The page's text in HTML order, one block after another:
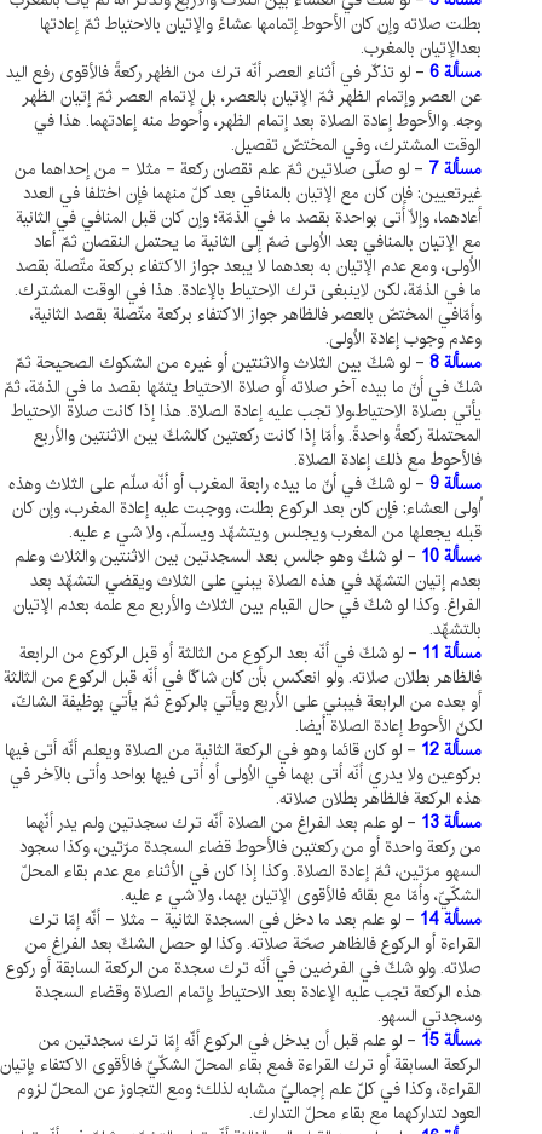
بطلت صلاته وإن كان الأحوط إتمامها عشاءً والإتيان بالاحتياط ثمّ إعادتها
بعدالإتيان بالمغرب.
مسألة 6
- لو تذكّر في أثناء العصر أنّه ترك من الظهر ركعةً فالأقوى رفع اليد
عن العصر وإتمام الظهر ثمّ الإتيان بالعصر، بل لإتمام العصر ثمّ إتيان الظهر
وجه. والأحوط إعادة الصلاة بعد إتمام الظهر، وأحوط منه إعادتهما. هذا في
الوقت المشترك، وفي المختصّ تفصيل.
مسألة 7
- لو صلّى صلاتين ثمّ علم نقصان ركعة - مثلا - من إحداهما من
غيرتعيين: فإن كان مع الإتيان بالمنافي بعد كلّ منهما فإن اختلفا في العدد
أعادهما، وإلّا أتى بواحدة بقصد ما في الذمّة؛ وإن كان قبل المنافي في الثانية
مع الإتيان بالمنافي بعد الاُولى ضمّ إلى الثانية ما يحتمل النقصان ثمّ أعاد
الاُولى، ومع عدم الإتيان به بعدهما لا يبعد جواز الاكتفاء بركعة متّصلة بقصد
ما في الذمّة، لكن لاينبغى ترك الاحتياط بالإعادة. هذا في الوقت المشترك.
وأمّافي المختصّ بالعصر فالظاهر جواز الاكتفاء بركعة متّصلة بقصد الثانية،
وعدم وجوب إعادة الاُولى.
مسألة 8
- لو شكّ بين الثلاث والاثنتين أو غيره من الشكوك الصحيحة ثمّ
شكّ في أنّ ما بيده آخر صلاته أو صلاة الاحتياط يتمّها بقصد ما في الذمّة، ثمّ
يأتي بصلاة الاحتياط،ولا تجب عليه إعادة الصلاة. هذا إذا كانت صلاة الاحتياط
المحتملة ركعةً واحدةً. وأمّا إذا كانت ركعتين كالشكّ بين الاثنتين والأربع
فالأحوط مع ذلك إعادة الصلاة.
مسألة 9
- لو شكّ في أنّ ما بيده رابعة المغرب أو أنّه سلّم على الثلاث وهذه
اُولى العشاء: فإن كان بعد الركوع بطلت، ووجبت عليه إعادة المغرب، وإن كان
قبله يجعلها من المغرب ويجلس ويتشهّد ويسلّم، ولا شي ء عليه.
مسألة 10
- لو شكّ وهو جالس بعد السجدتين بين الاثنتين والثلاث وعلم
بعدم إتيان التشهّد في هذه الصلاة يبني على الثلاث ويقضي التشهّد بعد
الفراغ. وكذا لو شكّ في حال القيام بين الثلاث والأربع مع علمه بعدم الإتيان
بالتشهّد.
مسألة 11
- لو شكّ في أنّه بعد الركوع من الثالثة أو قبل الركوع من الرابعة
فالظاهر بطلان صلاته. ولو انعكس بأن كان شاكّا في أنّه قبل الركوع من الثالثة
أو بعده من الرابعة فيبني على الأربع ويأتي بالركوع ثمّ يأتي بوظيفة الشاكّ،
لكنّ الأحوط إعادة الصلاة أيضا.
مسألة 12
- لو كان قائما وهو في الركعة الثانية من الصلاة ويعلم أنّه أتى فيها
بركوعين ولا يدري أنّه أتى بهما في الاُولى أو أتى فيها بواحد وأتى بالآخر في
هذه الركعة فالظاهر بطلان صلاته.
مسألة 13
- لو علم بعد الفراغ من الصلاة أنّه ترك سجدتين ولم يدر أنّهما
من ركعة واحدة أو من ركعتين فالأحوط قضاء السجدة مرّتين، وكذا سجود
السهو مرّتين، ثمّ إعادة الصلاة. وكذا إذا كان في الأثناء مع عدم بقاء المحلّ
الشكّيّ، وأمّا مع بقائه فالأقوى الإتيان بهما، ولا شي ء عليه.
مسألة 14
- لو علم بعد ما دخل في السجدة الثانية - مثلا - أنّه إمّا ترك
القراءة أو الركوع فالظاهر صحّة صلاته. وكذا لو حصل الشكّ بعد الفراغ من
صلاته. ولو شكّ في الفرضين في أنّه ترك سجدة من الركعة السابقة أو ركوع
هذه الركعة تجب عليه الإعادة بعد الاحتياط بإتمام الصلاة وقضاء السجدة
وسجدتي السهو.
مسألة 15
- لو علم قبل أن يدخل في الركوع أنّه إمّا ترك سجدتين من
الركعة السابقة أو ترك القراءة فمع بقاء المحلّ الشكّيّ فالأقوى الاكتفاء بإتيان
القراءة، وكذا في كلّ علم إجماليّ مشابه لذلك؛ ومع التجاوز عن المحلّ لزوم
العود لتداركهما مع بقاء محلّ التدارك.